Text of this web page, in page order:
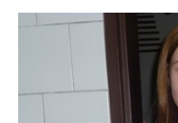
KROUŽKY
NAŠE ÚSPĚCHY